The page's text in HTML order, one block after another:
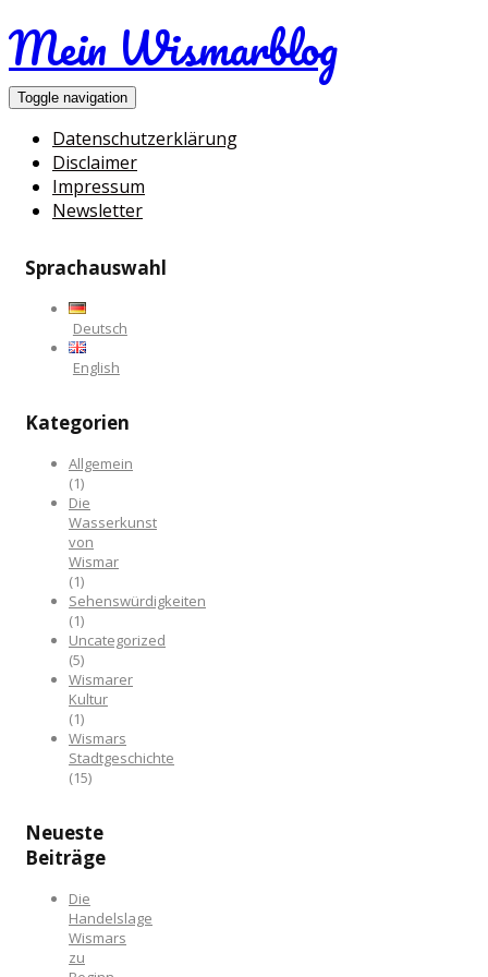
Mein Wismarblog
Toggle navigation
Datenschutzerklärung
Disclaimer
Impressum
Newsletter
Sprachauswahl
Deutsch
English
Kategorien
Allgemein
(1)
Die
Wasserkunst
von
Wismar
(1)
Sehenswürdigkeiten
(1)
Uncategorized
(5)
Wismarer
Kultur
(1)
Wismars
Stadtgeschichte
(15)
Neueste
Beiträge
Die
Handelslage
Wismars
zu